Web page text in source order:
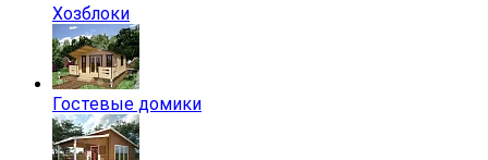
Хозблоки
Гостевые домики